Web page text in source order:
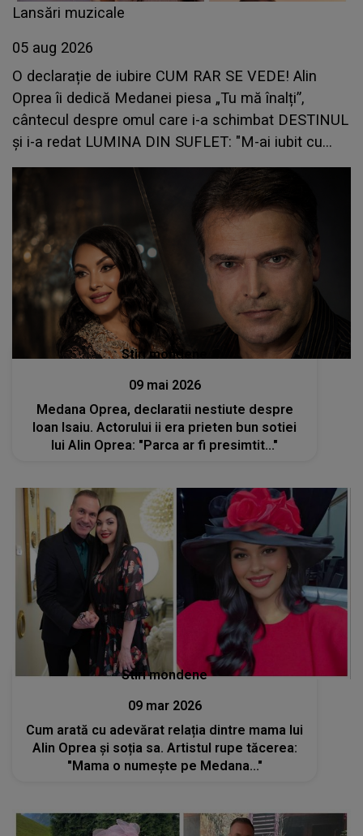
Lansări muzicale
05 aug 2026
O declarație de iubire CUM RAR SE VEDE! Alin
Oprea îi dedică Medanei piesa „Tu mă înalți”,
cântecul despre omul care i-a schimbat DESTINUL
și i-a redat LUMINA DIN SUFLET: "M-ai iubit cu
bunătate și răbdare, până când omul din mine și-a
regăsit pacea"
Stiri mondene
09 mai 2026
Medana Oprea, declaratii nestiute despre
Ioan Isaiu. Actorului ii era prieten bun sotiei
lui Alin Oprea: "Parca ar fi presimtit..."
Stiri mondene
09 mar 2026
Cum arată cu adevărat relația dintre mama lui
Alin Oprea și soția sa. Artistul rupe tăcerea:
"Mama o numește pe Medana..."